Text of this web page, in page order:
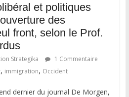
et politiques
des
front, selon le Prof.
Strategika
1 Commentaire
, immigration, Occident
dernier du journal De Morgen,